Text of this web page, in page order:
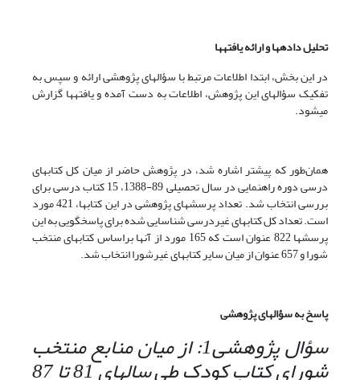
تحلیل داده‏ها و ارائه یافته‏ها
در این بخش، ابتدا اطلاعات مرتبط با سؤالهای پژوهشی ارائه و سپس به
تفکیک سؤالهای این پژوهش، اطلاعات به دست آمده و یافته‎ها گزارش
می‏شود.
همان‌طور که پیشتر اشاره شد، در پژوهش حاضر از میان کل کتابهای
درسی دوره راهنمایی در سال تحصیلی 89-1388، 15 کتاب درسی برای
بررسی انتخاب شد. تعداد پرسشهای پژوهشی در این کتابها، 421 مورد
است. تعداد کل کتابهای غیردرسی شناسایی شده برای پاسخگویی به این
پرسشها 822 عنوان است که 165 مورد از آنها براساس کتابهای منتخب
شورا و 657 عنوان از میان سایر کتابهای غیرشورا انتخاب شد.
پاسخ به سؤالهای پژوهشی
سؤال پژوهشی1: از میان منابع منتخب
شورای کتاب کودک طی سالهای 81 تا 87